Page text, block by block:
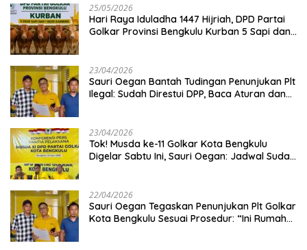
25/05/2026
Hari Raya Iduladha 1447 Hijriah, DPD Partai
Golkar Provinsi Bengkulu Kurban 5 Sapi dan 1
23/04/2026
Sauri Oegan Bantah Tudingan Penunjukan Plt
Ilegal: Sudah Direstui DPP, Baca Aturan dan
23/04/2026
‎Tok! Musda ke-11 Golkar Kota Bengkulu
Digelar Sabtu Ini, Sauri Oegan: Jadwal Sudah
22/04/2026
Sauri Oegan Tegaskan Penunjukan Plt Golkar
Kota Bengkulu Sesuai Prosedur: “Ini Rumah